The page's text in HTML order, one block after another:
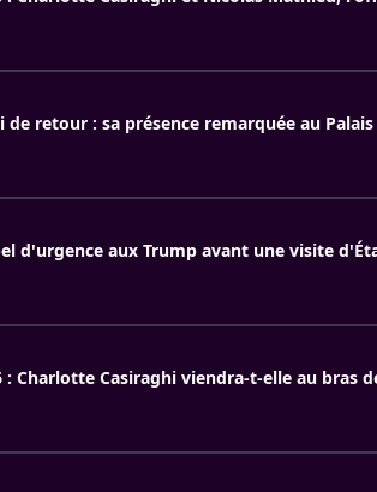
de retour : sa présence remarquée au
d'urgence aux Trump avant une visite
: Charlotte Casiraghi viendra-t-elle au bras